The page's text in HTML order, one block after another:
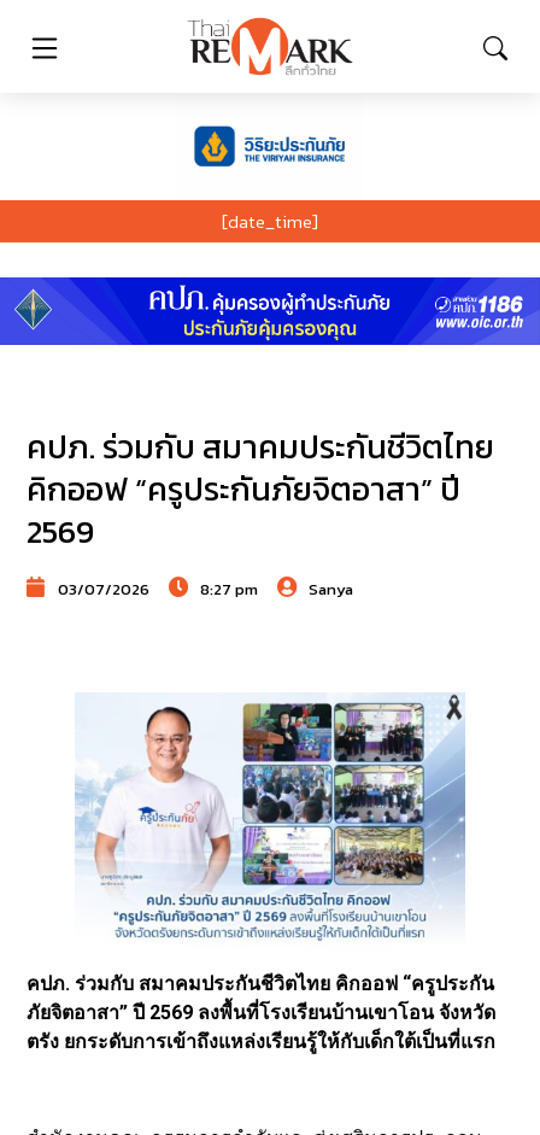
[date_time]
คปภ. ร่วมกับ สมาคมประกันชีวิตไทย
คิกออฟ “ครูประกันภัยจิตอาสา” ปี
2569
03/07/2026 8:27 pm Sanya
คปภ. ร่วมกับ สมาคมประกันชีวิตไทย คิกออฟ “ครูประกัน
ภัยจิตอาสา” ปี 2569 ลงพื้นที่โรงเรียนบ้านเขาโอน จังหวัด
ตรัง ยกระดับการเข้าถึงแหล่งเรียนรู้ให้กับเด็กใต้เป็นที่แรก